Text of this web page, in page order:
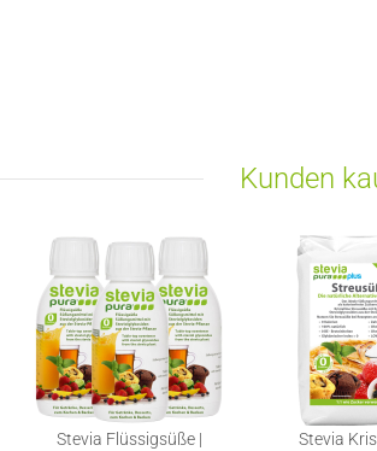
Kunden
Stevia Flüssigsüße |
Stevia